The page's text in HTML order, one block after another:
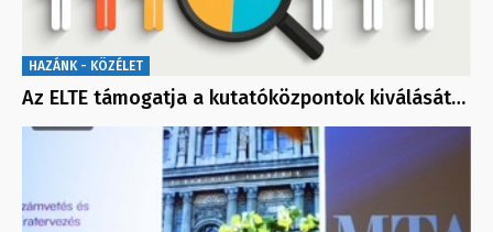
HAZÁNK - KÖZÉLET
Az ELTE támogatja a kutatóközpontok kiválását…